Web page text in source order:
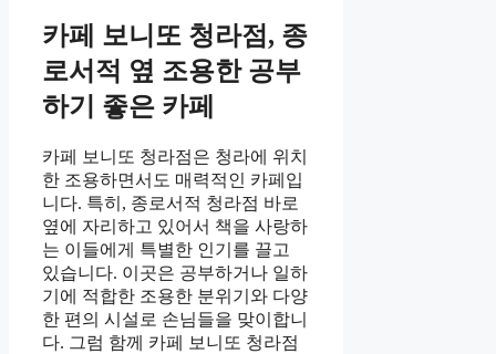
카페 보니또 청라점, 종
로서적 옆 조용한 공부
하기 좋은 카페
카페 보니또 청라점은 청라에 위치
한 조용하면서도 매력적인 카페입
니다. 특히, 종로서적 청라점 바로
옆에 자리하고 있어서 책을 사랑하
는 이들에게 특별한 인기를 끌고
있습니다. 이곳은 공부하거나 일하
기에 적합한 조용한 분위기와 다양
한 편의 시설로 손님들을 맞이합니
다. 그럼 함께 카페 보니또 청라점